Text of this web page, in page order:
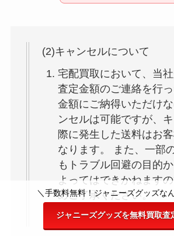
は？場所とアク
(2)キャンセルについて
宅配買取において、当
査定金額のご連絡を行
金額にご納得いただけ
ンセルは可能ですが、
際に発生した送料はお
なります。 また、一部
もトラブル回避の目的
よってはできかねます
めご了承ください。
引用元：justy｜利用規約
＼手数料無料！ジャニーズグッズな
ジャニーズグッズを無料買取査